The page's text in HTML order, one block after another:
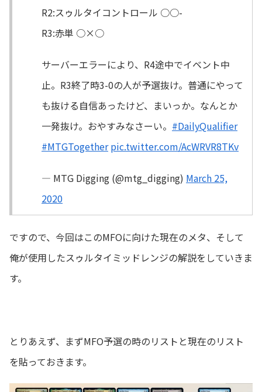
R2:スゥルタイコントロール ○○-
R3:赤単 ○×○
サーバーエラーにより、R4途中でイベント中
止。R3終了時3-0の人が予選抜け。普通にやって
も抜ける自信あったけど、まいっか。なんとか
一発抜け。おやすみなさーい。 #DailyQualifier
#MTGTogether pic.twitter.com/AcWRVR8TKv
— MTG Digging (@mtg_digging) March 25,
2020
ですので、今回はこのMFOに向けた現在のメタ、そして
俺が使用したスゥルタイミッドレンジの解説をしていきま
す。
とりあえず、まずMFO予選の時のリストと現在のリスト
を貼っておきます。